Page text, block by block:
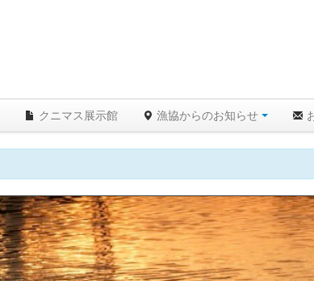
クニマス展示館 漁協からのお知らせ